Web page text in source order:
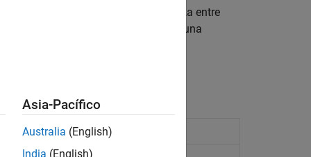
Simulink, la cosimulación se realiza entre
ejemplo, la cosimulación puede ser una
Asia-Pacífico
Australia (English)
India (English)